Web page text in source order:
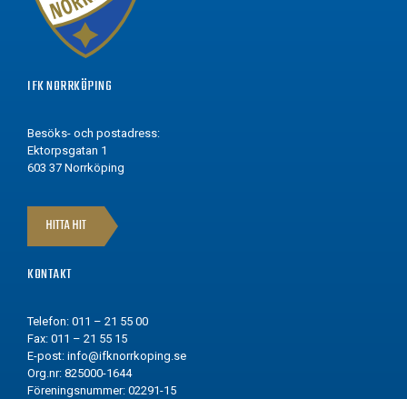
IFK NORRKÖPING
Besöks- och postadress:
Ektorpsgatan 1
603 37 Norrköping
HITTA HIT
KONTAKT
Telefon: 011 – 21 55 00
Fax: 011 – 21 55 15
E-post: info@ifknorrkoping.se
Org.nr: 825000-1644
Föreningsnummer: 02291-15